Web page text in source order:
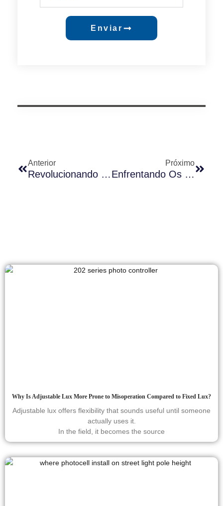
Enviar
Anterior
Revolucionando Paisagens Urbanas: Uma Análise Abrangente Da Iluminação Pública Inteligente
Próximo
Enfrentando Os Desafios Dos Projetos De Iluminação Externa Inteligente: Lições De Implementações Fracassadas
Why Is Adjustable Lux More Prone to Misoperation Compared to Fixed Lux?
Adjustable lux offers flexibility that sounds useful until someone
actually uses it.
In the field, it becomes the source